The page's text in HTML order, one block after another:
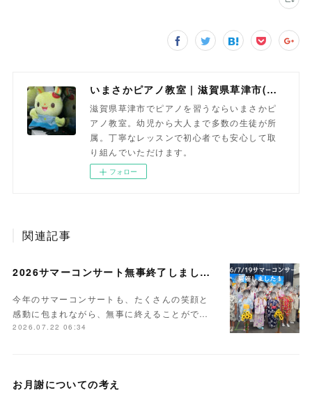
いまさかピアノ教室 | 滋賀県草津市(南草津)のピアノ教室
滋賀県草津市でピアノを習うならいまさかピ
アノ教室。幼児から大人まで多数の生徒が所
属。丁寧なレッスンで初心者でも安心して取
り組んでいただけます。
フォロー
関連記事
2026サマーコンサート無事終了しました。
今年のサマーコンサートも、たくさんの笑顔と
感動に包まれながら、無事に終えることがで…
2026.07.22 06:34
お月謝についての考え